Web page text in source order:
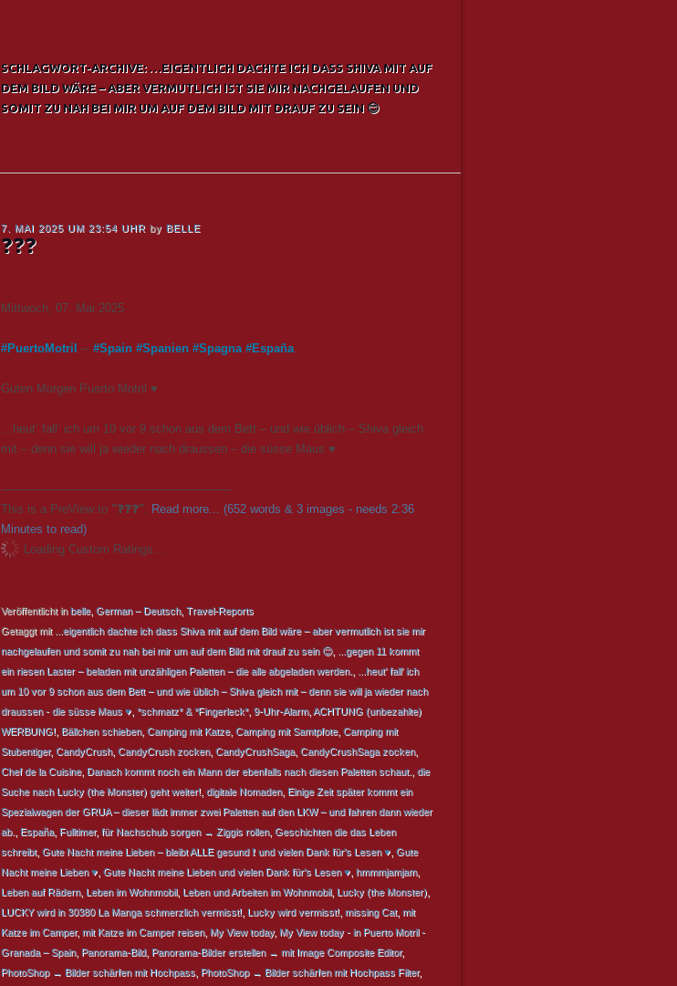
SCHLAGWORT-ARCHIVE: …EIGENTLICH DACHTE ICH DASS SHIVA MIT AUF
DEM BILD WÄRE – ABER VERMUTLICH IST SIE MIR NACHGELAUFEN UND
SOMIT ZU NAH BEI MIR UM AUF DEM BILD MIT DRAUF ZU SEIN 😊
7. MAI 2025 UM 23:54 UHR by BELLE
❓❓❓
Mittwoch, 07. Mai 2025
#PuertoMotril ─ #Spain #Spanien #Spagna#España
Guten Morgen Puerto Motril ♥
…heut‘ fall‘ ich um 10 vor 9 schon aus dem Bett – und wie üblich – Shiva gleich
mit – denn sie will ja wieder nach draussen – die süsse Maus ♥
---------------------------------------------------------------
This is a PreView to "❓❓❓". Read more... (652 words & 3 images - needs 2:36
Minutes to read)
Loading Custom Ratings...
Veröffentlicht inbelle, German – Deutsch, Travel-Reports
Getaggt mit
...eigentlich dachte ich dass Shiva mit auf dem Bild wäre – aber vermutlich ist sie mir
nachgelaufen und somit zu nah bei mir um auf dem Bild mit drauf zu sein 😊,
...gegen 11 kommt
ein riesen Laster – beladen mit unzähligen Paletten – die alle abgeladen werden.
...heut' fall' ich
um 10 vor 9 schon aus dem Bett – und wie üblich – Shiva gleich mit – denn sie will ja wieder nach
draussen - die süsse Maus ♥ *schmatz* & *Fingerleck*, 9-Uhr-Alarm, ACHTUNG (unbezahlte)
WERBUNG! Bällchen schieben, Camping mit Katze, Camping mit Samtpfote, Camping mit
Stubentiger, CandyCrush, CandyCrush zocken, CandyCrushSaga, CandyCrushSaga zocken,
Chef de la Cuisine, Danach kommt noch ein Mann der ebenfalls nach diesen Paletten schaut.
die
Suche nach Lucky (the Monster) geht weiter! digitale Nomaden, Einige Zeit später kommt ein
Spezialwagen der GRUA – dieser lädt immer zwei Paletten auf den LKW – und fahren dann wieder
ab.
España, Fulltimer, für Nachschub sorgen → Ziggis rollen, Geschichten die das Leben
schreibt, Gute Nacht meine Lieben – bleibt ALLE gesund ❗ und vielen Dank für's Lesen ♥ Gute
Nacht meine Lieben ♥ Gute Nacht meine Lieben und vielen Dank für's Lesen ♥ hmmmjamjam,
Leben auf Rädern, Leben im Wohnmobil, Leben und Arbeiten im Wohnmobil, Lucky (the Monster)
LUCKY wird in 30380 La Manga schmerzlich vermisst! Lucky wird vermisst! missing Cat, mit
Katze im Camper, mit Katze im Camper reisen, My View today, My View today - in Puerto Motril -
Granada – Spain, Panorama-Bild, Panorama-Bilder erstellen → mit Image Composite Editor,
PhotoShop → Bilder schärfen mit Hochpass PhotoShop → Bilder schärfen mit Hochpass Filter,